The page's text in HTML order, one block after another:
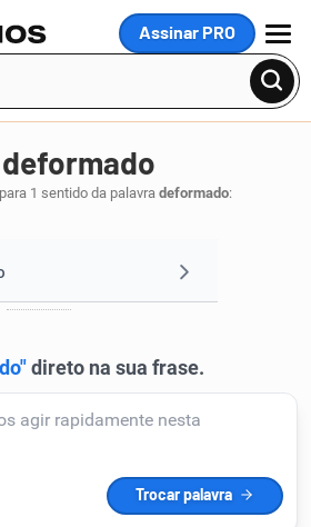
Assinar PRO
MENU
para 1 sentido da palavra deformado: